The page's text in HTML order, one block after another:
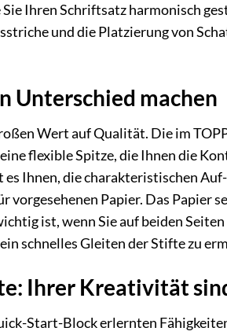
Sie Ihren Schriftsatz harmonisch
und die Platzierung von
Unterschied machen
Wert auf Qualität. Die im
flexible Spitze, die Ihnen die
Ihnen, die charakteristischen
vorgesehenen Papier. Das Papier
ist, wenn Sie auf beiden
schnelles Gleiten der Stifte zu
Ihrer Kreativität
Start-Block erlernten